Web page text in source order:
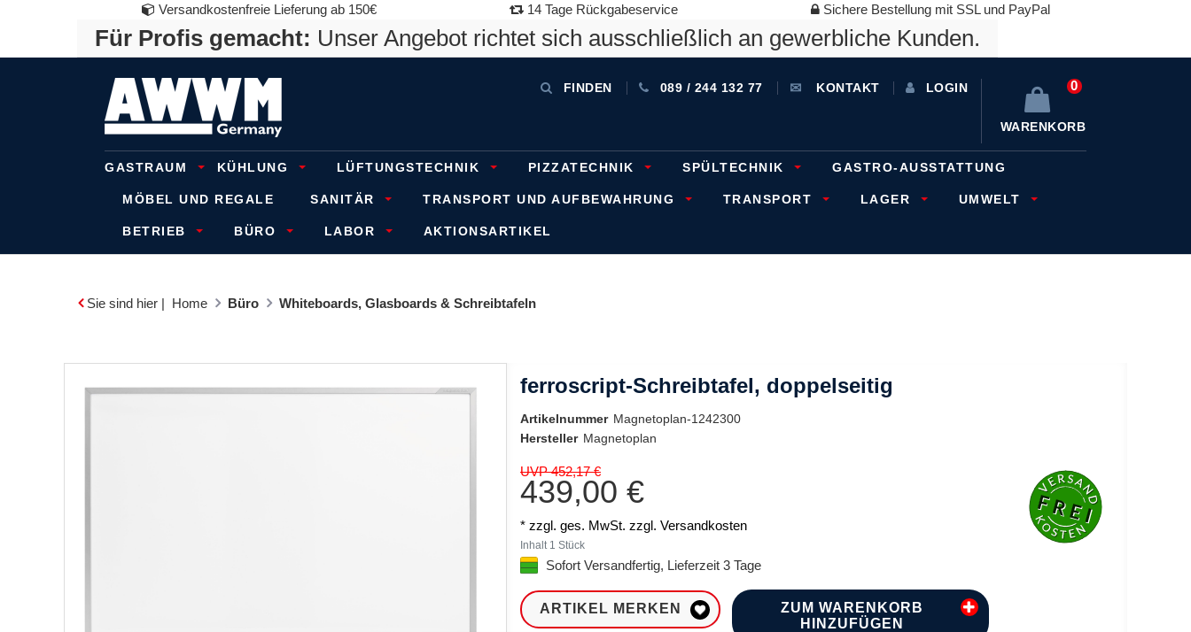
Versandkostenfreie Lieferung ab 150€ 14 Tage Rückgabeservice Sichere Bestellung mit SSL und PayPal
Für Profis gemacht: Unser Angebot richtet sich ausschließlich an gewerbliche Kunden.
FINDEN 089 / 244 132 77 KONTAKT LOGIN 0
WARENKORB
GASTRAUM KÜHLUNG LÜFTUNGSTECHNIK PIZZATECHNIK SPÜLTECHNIK GASTRO-AUSSTATTUNG
MÖBEL UND REGALE SANITÄR TRANSPORT UND AUFBEWAHRUNG TRANSPORT LAGER UMWELT
BETRIEB BÜRO LABOR AKTIONSARTIKEL
Sie sind hier | Home Büro Whiteboards, Glasboards & Schreibtafeln
ferroscript-Schreibtafel, doppelseitig
Artikelnummer Magnetoplan-1242300
Hersteller Magnetoplan
UVP 452,17 €
439,00 €
* zzgl. ges. MwSt. zzgl. Versandkosten
Inhalt 1 Stück
Sofort Versandfertig, Lieferzeit 3 Tage
ARTIKEL MERKEN
ZUM WARENKORB
HINZUFÜGEN